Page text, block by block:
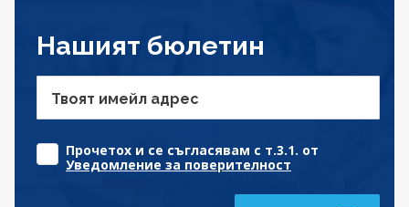
Нашият бюлетин
Твоят имейл адрес
Прочетох и се съгласявам с т.3.1. от
Уведомление за поверителност